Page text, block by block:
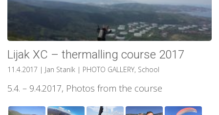
Lijak XC – thermalling course 2017
11.4.2017 | Jan Staník | PHOTO GALLERY, School
5.4. – 9.4.2017, Photos from the course